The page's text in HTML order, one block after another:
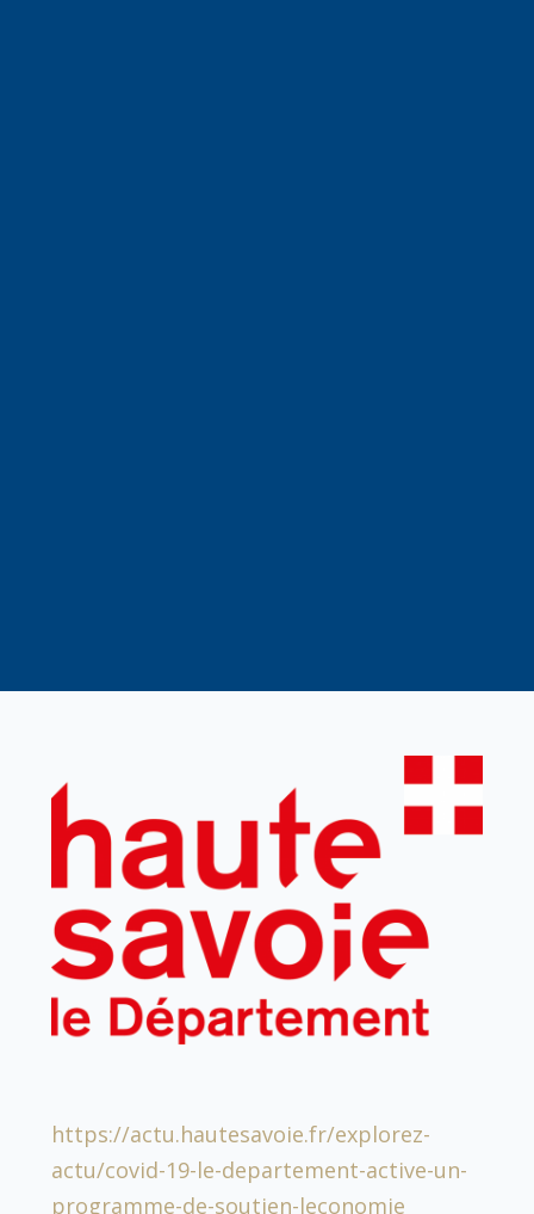
https://actu.hautesavoie.fr/explorez-
actu/covid-19-le-departement-active-un-
programme-de-soutien-leconomie